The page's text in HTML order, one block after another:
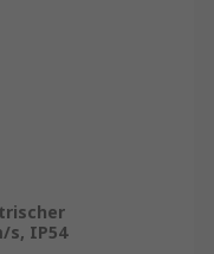
s, IP54